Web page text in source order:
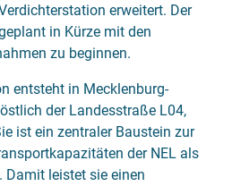
erweitert. Der
in Kürze mit den
zu beginnen.
entsteht in Mecklenburg-
der Landesstraße L04,
ist ein zentraler Baustein zur
der NEL als
Damit leistet sie einen